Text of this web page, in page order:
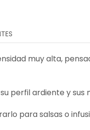
muy alta,
perfil ardiente y
para salsas o